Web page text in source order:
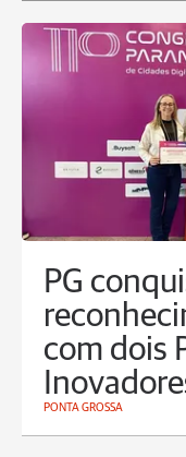
PG
com dois
PONTA GROSSA